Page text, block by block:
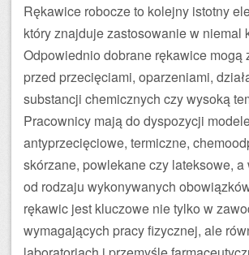
Rękawice robocze to kolejny istotny
który znajduje zastosowanie w niemal
Odpowiednio dobrane rękawice mogą
przed przecięciami, oparzeniami,
substancji chemicznych czy wysoką
Pracownicy mają do dyspozycji
antyprzecięciowe, termiczne,
skórzane, powlekane czy lateksowe,
od rodzaju wykonywanych
rękawic jest kluczowe nie tylko w
wymagających pracy fizycznej, ale